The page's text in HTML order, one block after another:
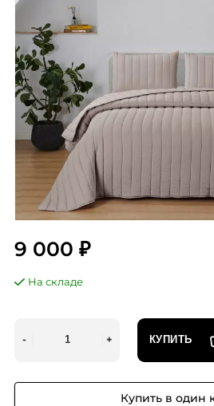
9 000 ₽
На складе
КУПИТЬ
Купить в один